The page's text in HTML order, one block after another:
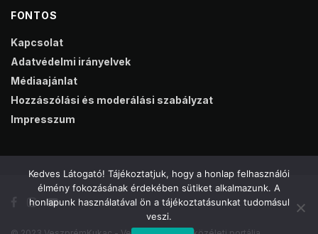
FONTOS
Kapcsolat
Adatvédelmi irányelvek
Médiaajánlat
Hozzászólási és moderálási szabályzat
Impresszum
Kedves Látogató! Tájékoztatjuk, hogy a honlap felhasználói
élmény fokozásának érdekében sütiket alkalmazunk. A
honlapunk használatával ön a tájékoztatásunkat tudomásul
veszi.